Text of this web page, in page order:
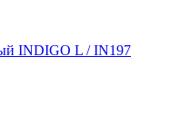
INDIGO L / IN197